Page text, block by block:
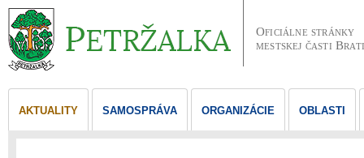
Oficiálne stránky
mestskej časti
AKTUALITY SAMOSPRÁVA ORGANIZÁCIE OBLASTI